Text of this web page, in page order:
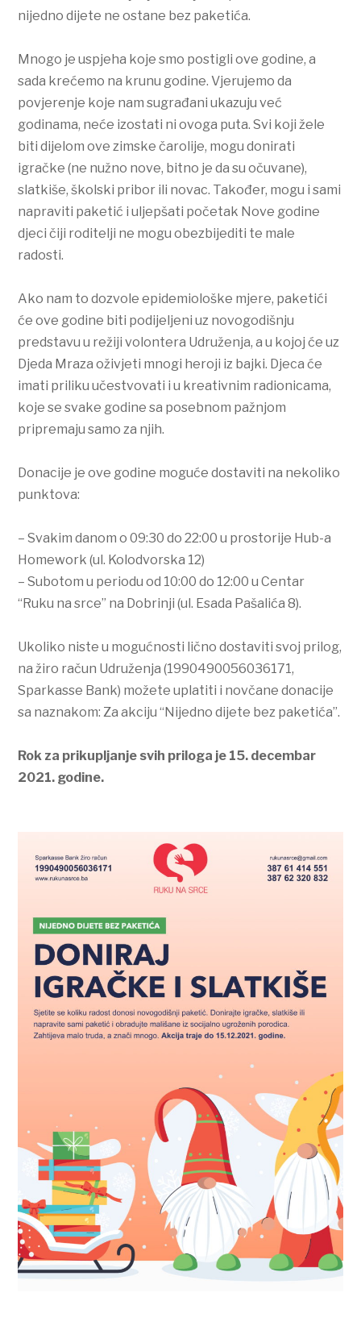
nijedno dijete ne ostane bez paketića.
Mnogo je uspjeha koje smo postigli ove godine, a
sada krećemo na krunu godine. Vjerujemo da
povjerenje koje nam sugrađani ukazuju već
godinama, neće izostati ni ovoga puta. Svi koji žele
biti dijelom ove zimske čarolije, mogu donirati
igračke (ne nužno nove, bitno je da su očuvane),
slatkiše, školski pribor ili novac. Također, mogu i sami
napraviti paketić i uljepšati početak Nove godine
djeci čiji roditelji ne mogu obezbijediti te male
radosti.
Ako nam to dozvole epidemiološke mjere, paketići
će ove godine biti podijeljeni uz novogodišnju
predstavu u režiji volontera Udruženja, a u kojoj će uz
Djeda Mraza oživjeti mnogi heroji iz bajki. Djeca će
imati priliku učestvovati i u kreativnim radionicama,
koje se svake godine sa posebnom pažnjom
pripremaju samo za njih.
Donacije je ove godine moguće dostaviti na nekoliko
punktova:
– Svakim danom o 09:30 do 22:00 u prostorije Hub-a
Homework (ul. Kolodvorska 12)
– Subotom u periodu od 10:00 do 12:00 u Centar
“Ruku na srce” na Dobrinji (ul. Esada Pašalića 8).
Ukoliko niste u mogućnosti lično dostaviti svoj prilog,
na žiro račun Udruženja (1990490056036171,
Sparkasse Bank) možete uplatiti i novčane donacije
sa naznakom: Za akciju “Nijedno dijete bez paketića”.
Rok za prikupljanje svih priloga je 15. decembar
2021. godine.